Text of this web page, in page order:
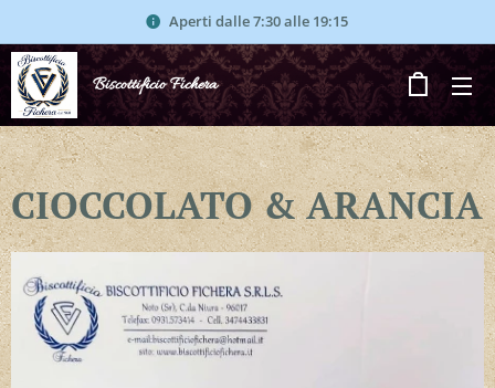
Aperti dalle 7:30 alle 19:15
Biscottificio Fichera
CIOCCOLATO & ARANCIA